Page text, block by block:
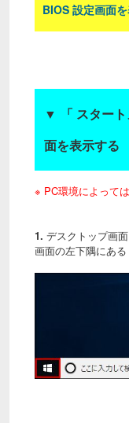
BIOS 設定画面
▼
「 スター
面を表示する
※ PC環境によって
1. デスクトップ画面
画面の左下隅にある